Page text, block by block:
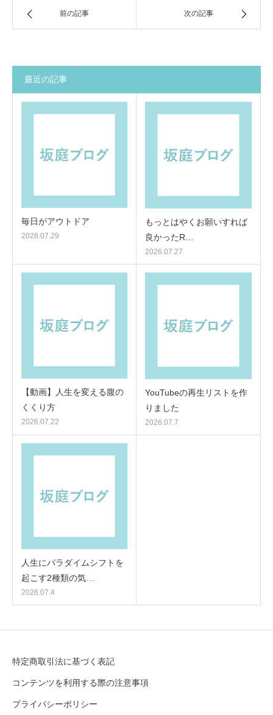
前の記事 次の記事
最近の記事
毎日がアウトドア
2026.07.29
もっとはやくお願いすれば
良かったR…
2026.07.27
【動画】人生を変える腹の
くくり方
2026.07.22
YouTubeの再生リストを作
りました
2026.07.7
人生にパラダイムシフトを
起こす2種類の気…
2026.07.4
特定商取引法に基づく表記
コンテンツを利用する際の注意事項
プライバシーポリシー